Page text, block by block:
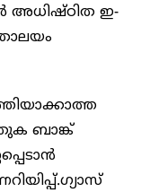
അധിഷ്ഠിത ഇ-
ബാങ്ക്